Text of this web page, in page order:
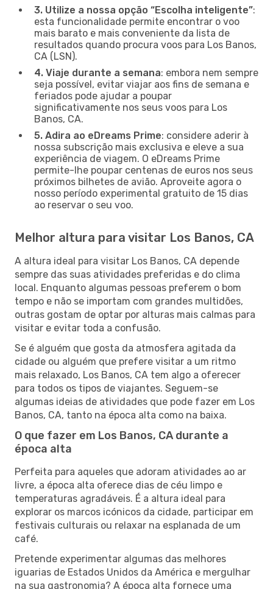
3. Utilize a nossa opção “Escolha inteligente”:
esta funcionalidade permite encontrar o voo
mais barato e mais conveniente da lista de
resultados quando procura voos para Los Banos,
CA (LSN).
4. Viaje durante a semana: embora nem sempre
seja possível, evitar viajar aos fins de semana e
feriados pode ajudar a poupar
significativamente nos seus voos para Los
Banos, CA.
5. Adira ao eDreams Prime: considere aderir à
nossa subscrição mais exclusiva e eleve a sua
experiência de viagem. O eDreams Prime
permite-lhe poupar centenas de euros nos seus
próximos bilhetes de avião. Aproveite agora o
nosso período experimental gratuito de 15 dias
ao reservar o seu voo.
Melhor altura para visitar Los Banos, CA
A altura ideal para visitar Los Banos, CA depende
sempre das suas atividades preferidas e do clima
local. Enquanto algumas pessoas preferem o bom
tempo e não se importam com grandes multidões,
outras gostam de optar por alturas mais calmas para
visitar e evitar toda a confusão.
Se é alguém que gosta da atmosfera agitada da
cidade ou alguém que prefere visitar a um ritmo
mais relaxado, Los Banos, CA tem algo a oferecer
para todos os tipos de viajantes. Seguem-se
algumas ideias de atividades que pode fazer em Los
Banos, CA, tanto na época alta como na baixa.
O que fazer em Los Banos, CA durante a
época alta
Perfeita para aqueles que adoram atividades ao ar
livre, a época alta oferece dias de céu limpo e
temperaturas agradáveis. É a altura ideal para
explorar os marcos icónicos da cidade, participar em
festivais culturais ou relaxar na esplanada de um
café.
Pretende experimentar algumas das melhores
iguarias de Estados Unidos da América e mergulhar
na sua gastronomia? A época alta fornece uma